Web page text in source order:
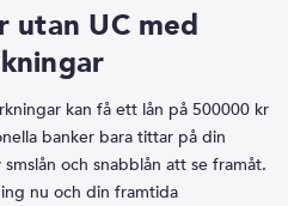
utan UC med
kan få ett lån på 500000 kr
banker bara tittar på din
och snabblån att se framåt.
nu och din framtida